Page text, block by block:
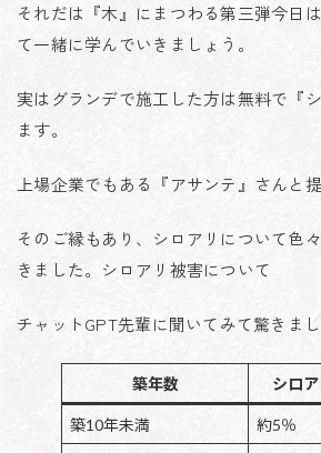
それだは『木』にまつわる第三弾今日
て一緒に学んでいきましょう。
実はグランデで施工した方は無料で『
ます。
上場企業でもある『アサンテ』さんと
そのご縁もあり、シロアリについて色
きました。シロアリ被害について
チャットGPT先輩に聞いてみて驚きま
築年数 シロ
築10年未満 約5％